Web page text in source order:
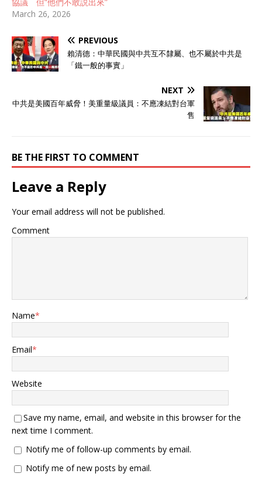
協議 但“他們不敢説出來”
March 26, 2026
PREVIOUS
賴清德：中華民國與中共互不隸屬、也不屬於中共是
「鐵一般的事實」
NEXT
中共是美國百年威脅！美重量級議員：不應凍結對台軍
售
BE THE FIRST TO COMMENT
Leave a Reply
Your email address will not be published.
Comment
Name*
Email*
Website
Save my name, email, and website in this browser for the
next time I comment.
Notify me of follow-up comments by email.
Notify me of new posts by email.